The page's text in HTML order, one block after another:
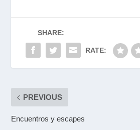
SHARE:
RATE:
PREVIOUS
Encuentros y escapes